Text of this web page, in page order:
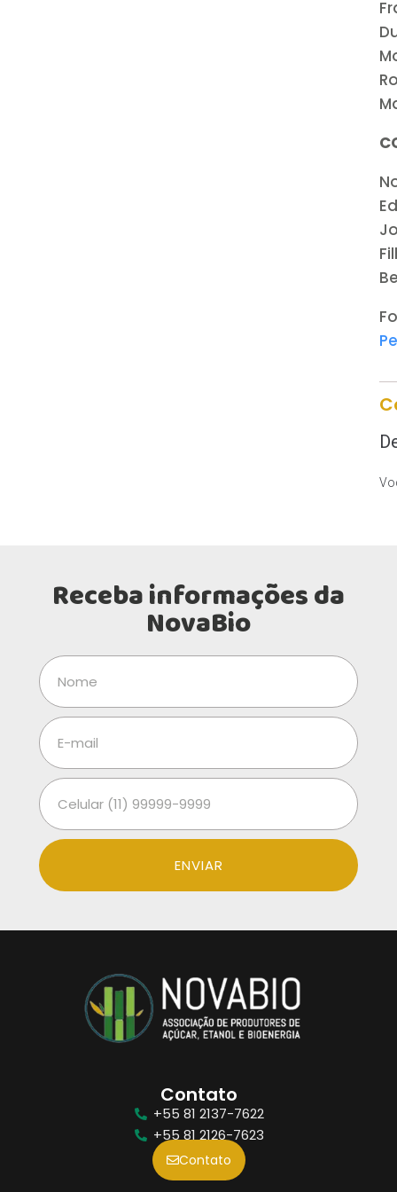
Receba informações da
NovaBio
ENVIAR
Contato
+55 81 2137-7622
+55 81 2126-7623
Contato